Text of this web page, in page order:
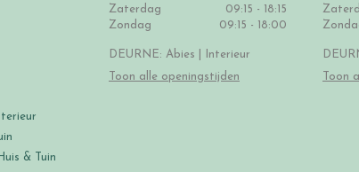
& Tuin
Zaterdag
09:15 - 18:15
Zondag
09:15 - 18:00
DEURNE: Abies | Interieur
Toon alle openingstijden
Toon